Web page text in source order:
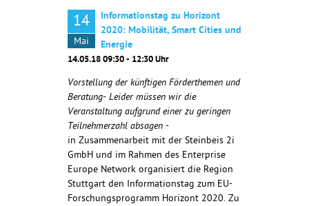
14
Mai
Informationstag zu Horizont
2020: Mobilität, Smart Cities und
Energie
14.05.18 09:30 - 12:30 Uhr
Vorstellung der künftigen Förderthemen und
Beratung- Leider müssen wir die
Veranstaltung aufgrund einer zu geringen
Teilnehmerzahl absagen -
in Zusammenarbeit mit der Steinbeis 2i
GmbH und im Rahmen des Enterprise
Europe Network organisiert die Region
Stuttgart den Informationstag zum EU-
Forschungsprogramm Horizont 2020. Zu